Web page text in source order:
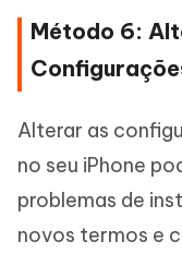
Método 6:
Alterar as
no seu iPhone
problemas de
novos termos e